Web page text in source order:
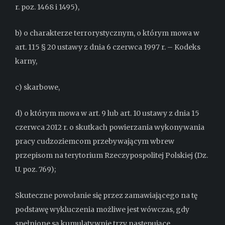
r. poz. 1468 i 1495),
b) o charakterze terrorystycznym, o którym mowa w
art. 115 § 20 ustawy z dnia 6 czerwca 1997 r. – Kodeks
karny,
c) skarbowe,
d) o którym mowa w art. 9 lub art. 10 ustawy z dnia 15
czerwca 2012 r. o skutkach powierzania wykonywania
pracy cudzoziemcom przebywającym wbrew
przepisom na terytorium Rzeczypospolitej Polskiej (Dz.
U. poz. 769);
Skuteczne powołanie się przez zamawiającego na tę
podstawę wykluczenia możliwe jest wówczas, gdy